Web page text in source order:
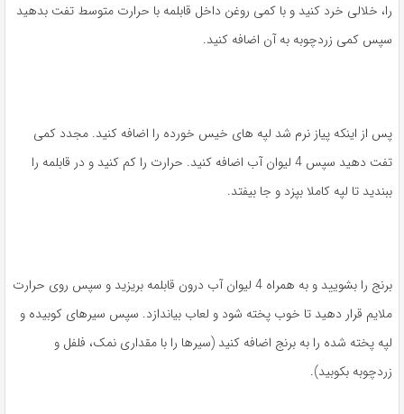
را، خلالی خرد کنید و با کمی روغن داخل قابلمه با حرارت متوسط تفت بدهید
سپس کمی زردچوبه به آن اضافه کنید.
پس از اینکه پیاز نرم شد لپه های خیس خورده را اضافه کنید. مجدد کمی
تفت دهید سپس 4 لیوان آب اضافه کنید. حرارت را کم کنید و در قابلمه را
ببندید تا لپه کاملا بپزد و جا بیفتد.
برنج را بشویید و به همراه 4 لیوان آب درون قابلمه بریزید و سپس روی حرارت
ملایم قرار دهید تا خوب پخته شود و لعاب بیاندازد. سپس سیرهای کوبیده و
لپه پخته شده را به برنج اضافه کنید (سیرها را با مقداری نمک، فلفل و
زردچوبه بکوبید).